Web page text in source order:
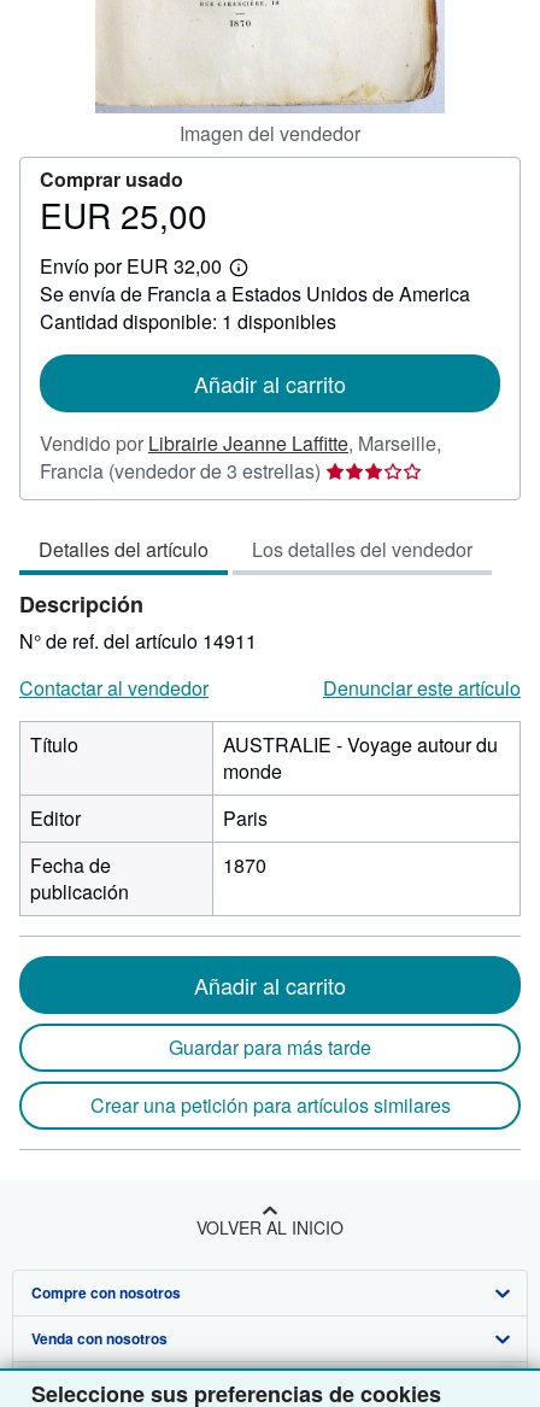
Seleccione sus preferencias de cookies
Imagen del vendedor
Comprar usado
Precio
25,00
EUR 25,00
Envío por EUR 32,00
Más
información
sobre
las
envío
Se envía de Francia a Estados Unidos de America
Cantidad disponible: 1 disponibles
Añadir al carrito
Vendido por Librairie Jeanne Laffitte, Marseille,
Francia (vendedor de 3 estrellas) Calificación
del
3
de
Detalles del artículo Los detalles del vendedor
Descripción
N° de ref. del artículo 14911
Contactar al vendedor
Denunciar este artículo
Título
AUSTRALIE - Voyage autour du
monde
Editor
Paris
Fecha de
publicación
1870
Añadir al carrito
Guardar para más tarde
Crear una petición para artículos similares
VOLVER AL INICIO
Compre con nosotros
Búsqueda avanzada
Colecciones
Venda con nosotros
Comenzar a vender
Sobre nosotros